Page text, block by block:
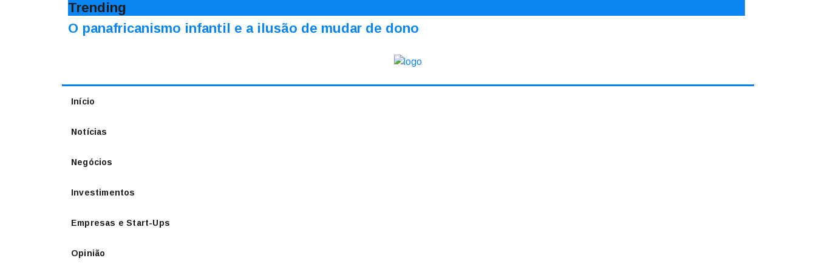
Trending
O panafricanismo infantil e a ilusão de mudar de dono
Início
Notícias
Negócios
Investimentos
Empresas e Start-Ups
Opinião